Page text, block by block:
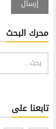
إرسال
محرك البحث
تابعنا على